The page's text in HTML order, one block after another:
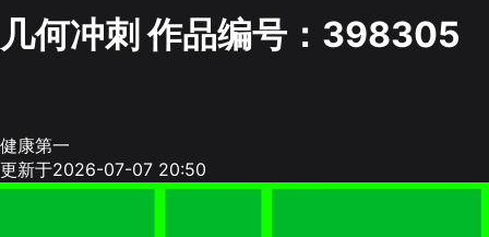
几何冲刺作品编号：398305
健康第一
更新于2026-07-07 20:50